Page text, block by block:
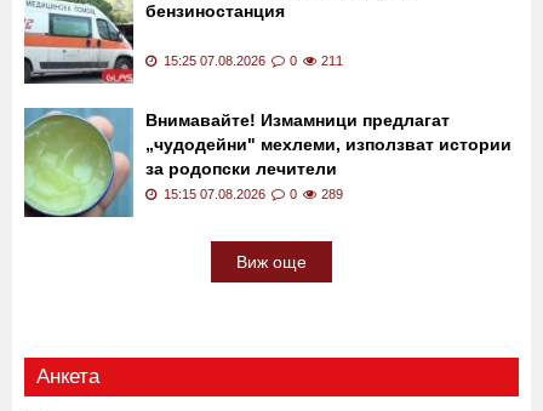
бензиностанция
15:25 07.08.2026 0 211
Внимавайте! Измамници предлагат
„чудодейни" мехлеми, използват истории
за родопски лечители
15:15 07.08.2026 0 289
Виж още
Анкета